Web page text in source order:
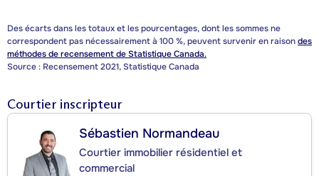
Des écarts dans les totaux et les pourcentages, dont les sommes ne
correspondent pas nécessairement à 100 %, peuvent survenir en raisondes
méthodes de recensement de Statistique Canada.
Source : Recensement 2021, Statistique Canada
Courtier inscripteur
Sébastien Normandeau
Courtier immobilier résidentiel et
commercial